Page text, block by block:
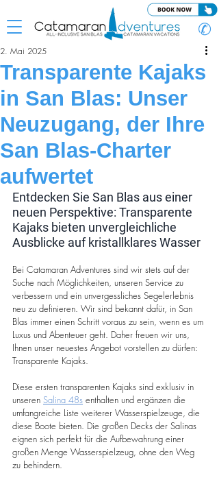
✆
Transparente Kajaks
in San Blas: Unser
Neuzugang, der Ihre
San Blas-Charter
aufwertet
2. Mai 2025
Entdecken Sie San Blas aus einer
neuen Perspektive: Transparente
Kajaks bieten unvergleichliche
Ausblicke auf kristallklares Wasser
Bei Catamaran Adventures sind wir stets auf der
Suche nach Möglichkeiten, unseren Service zu
verbessern und ein unvergessliches Segelerlebnis
neu zu definieren. Wir sind bekannt dafür, in San
Blas immer einen Schritt voraus zu sein, wenn es um
Luxus und Abenteuer geht. Daher freuen wir uns,
Ihnen unser neuestes Angebot vorstellen zu dürfen:
Transparente Kajaks.
Diese ersten transparenten Kajaks sind exklusiv in
unseren Salina 48s enthalten und ergänzen die
umfangreiche Liste weiterer Wasserspielzeuge, die
diese Boote bieten. Die großen Decks der Salinas
eignen sich perfekt für die Aufbewahrung einer
großen Menge Wasserspielzeug, ohne den Weg
zu behindern.